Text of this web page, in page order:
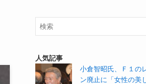
人気記事
小倉智昭氏、Ｆ１の
ン廃止に「女性の美